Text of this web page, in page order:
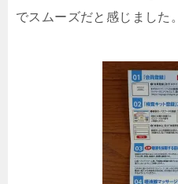
でスムーズだと感じました。